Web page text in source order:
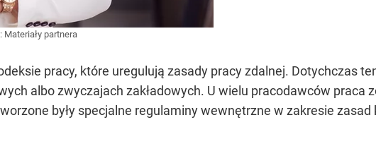
Materiały partnera
pracy, które uregulują zasady pracy zdalnej. Dotychczas
albo zwyczajach zakładowych. U wielu pracodawców praca
były specjalne regulaminy wewnętrzne w zakresie zasad